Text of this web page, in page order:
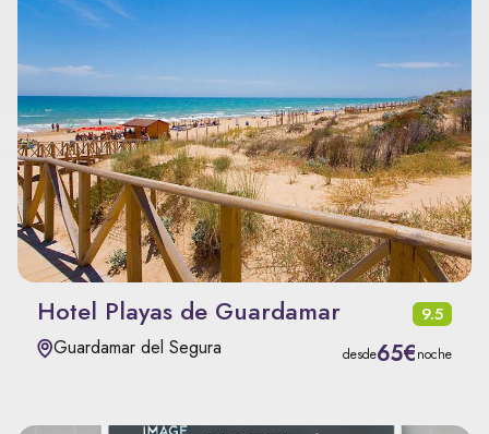
Hotel Playas de Guardamar 9.5
Guardamar del Segura desde65€noche